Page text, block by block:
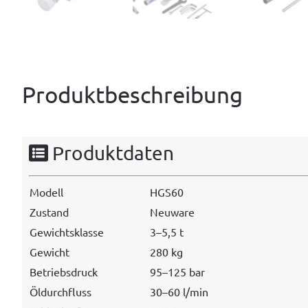
Produktbeschreibung
Produktdaten
Mod­ell
HGS60
Zus­tand
Neuware
Gewicht­sklasse
3–5,5 t
Gewicht
280 kg
Betrieb­s­druck
95–125 bar
Öldurch­fluss
30–60 l/min